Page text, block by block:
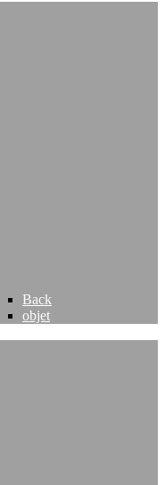
Back
objet